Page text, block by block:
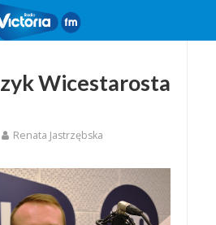
Wicestarosta
Renata Jastrzębska